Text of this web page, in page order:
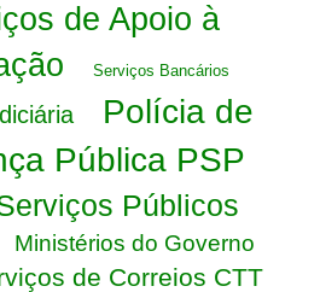
de Apoio à
Serviços Bancários
Polícia de
Pública PSP
Públicos
Ministérios do Governo
de Correios CTT